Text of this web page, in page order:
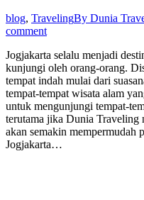
blog, TravelingBy Dunia
comment
Jogjakarta selalu menjadi
kunjungi oleh orang-orang.
tempat indah mulai dari
tempat-tempat wisata alam
untuk mengunjungi tempat-
terutama jika Dunia Traveling
akan semakin mempermudah
Jogjakarta…